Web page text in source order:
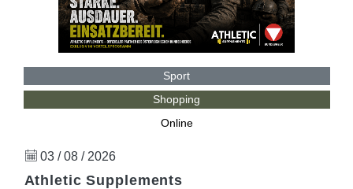
Sport
Shopping
Online
03 / 08 / 2026
Athletic Supplements